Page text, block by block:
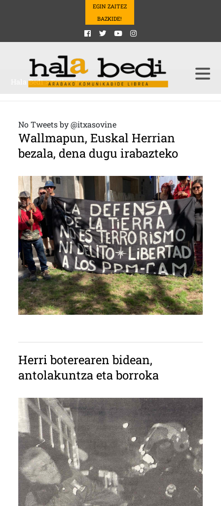
EGIN ZAITEZ
BAZKIDE!
Hala Bedi>Egilea: Itxaso Viñe
No Tweets by @itxasovine
Wallmapun, Euskal Herrian
bezala, dena dugu irabazteko
Herri boterearen bidean,
antolakuntza eta borroka